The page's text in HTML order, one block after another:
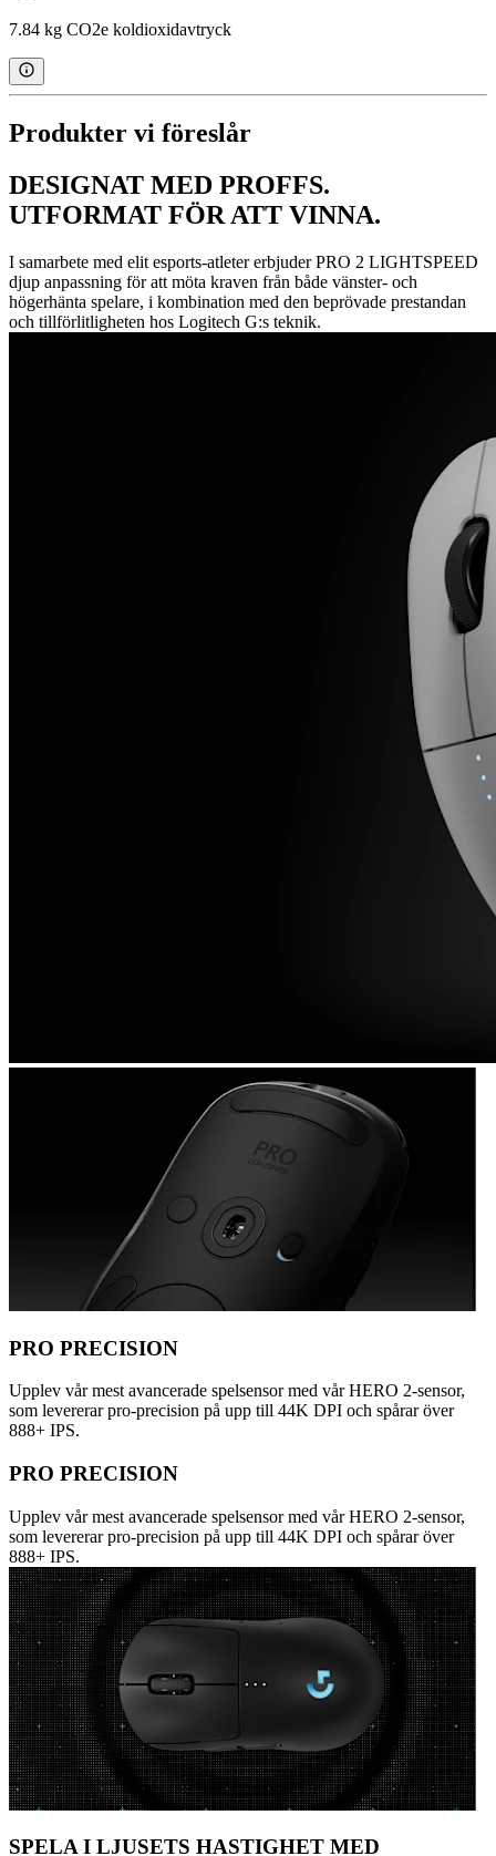
7.84 kg CO2e koldioxidavtryck
Produkter vi föreslår
DESIGNAT MED PROFFS.
UTFORMAT FÖR ATT VINNA.
I samarbete med elit esports-atleter erbjuder PRO 2 LIGHTSPEED
djup anpassning för att möta kraven från både vänster- och
högerhänta spelare, i kombination med den beprövade prestandan
och tillförlitligheten hos Logitech G:s teknik.
PRO PRECISION
Upplev vår mest avancerade spelsensor med vår HERO 2-sensor,
som levererar pro-precision på upp till 44K DPI och spårar över
888+ IPS.
PRO PRECISION
Upplev vår mest avancerade spelsensor med vår HERO 2-sensor,
som levererar pro-precision på upp till 44K DPI och spårar över
888+ IPS.
SPELA I LJUSETS HASTIGHET MED